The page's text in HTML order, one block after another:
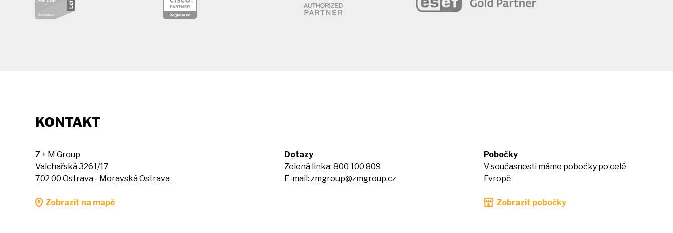
KONTAKT
Z + M Group
Valchařská 3261/17
702 00 Ostrava - Moravská Ostrava
Zobrazit na mapě
Dotazy
Zelená linka: 800 100 809
E-mail: zmgroup@zmgroup.cz
Pobočky
V současnosti máme pobočky po celé
Evropě
Zobrazit pobočky